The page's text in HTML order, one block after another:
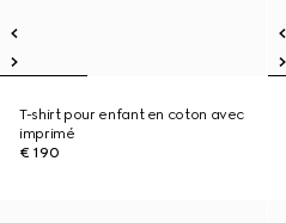
T-shirt pour enfant en coton avec
imprimé
€ 190